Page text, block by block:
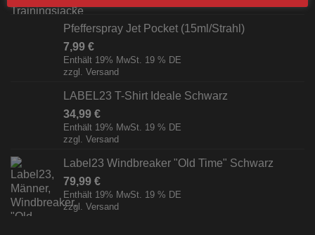
Pfefferspray Jet Pocket (15ml/Strahl)
7,99 €
Enthält 19% MwSt. 19 % DE
zzgl. Versand
LABEL23 T-Shirt Ideale Schwarz
34,99 €
Enthält 19% MwSt. 19 % DE
zzgl. Versand
Label23 Windbreaker "Old Time" Schwarz
79,99 €
Enthält 19% MwSt. 19 % DE
zzgl. Versand